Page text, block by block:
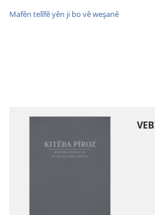
Mafên telîfê yên ji bo vê weşanê